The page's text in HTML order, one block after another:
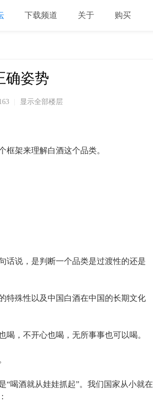
下载频道 关于 购买
确姿势
显示全部楼层
架来理解白酒这个品类。
话说，是判断一个品类是过渡性的还是
特殊性以及中国白酒在中国的长期文化
，不开心也喝，无所事事也可以喝。
“喝酒就从娃娃抓起”。我们国家从小就在